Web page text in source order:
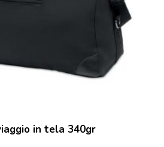
in tela 340gr